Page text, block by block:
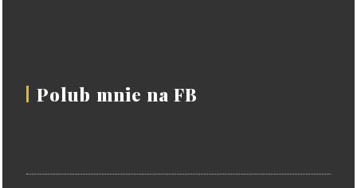
Polub mnie na FB